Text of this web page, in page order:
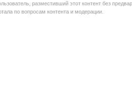
разместивший этот контент без
по вопросам контента и модерации.